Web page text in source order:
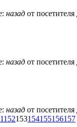
назад от посетителя
назад от посетителя
назад от посетителя
152153154155156157